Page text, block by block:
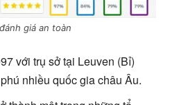
giá an toàn
với trụ sở tại Leuven (Bỉ)
nhiều quốc gia châu Âu.